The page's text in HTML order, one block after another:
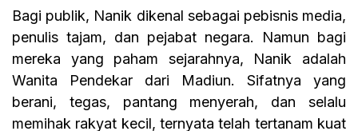
Bagi publik, Nanik dikenal sebagai pebisnis media,
penulis tajam, dan pejabat negara. Namun bagi
mereka yang paham sejarahnya, Nanik adalah
Wanita Pendekar dari Madiun. Sifatnya yang
berani, tegas, pantang menyerah, dan selalu
memihak rakyat kecil, ternyata telah tertanam kuat